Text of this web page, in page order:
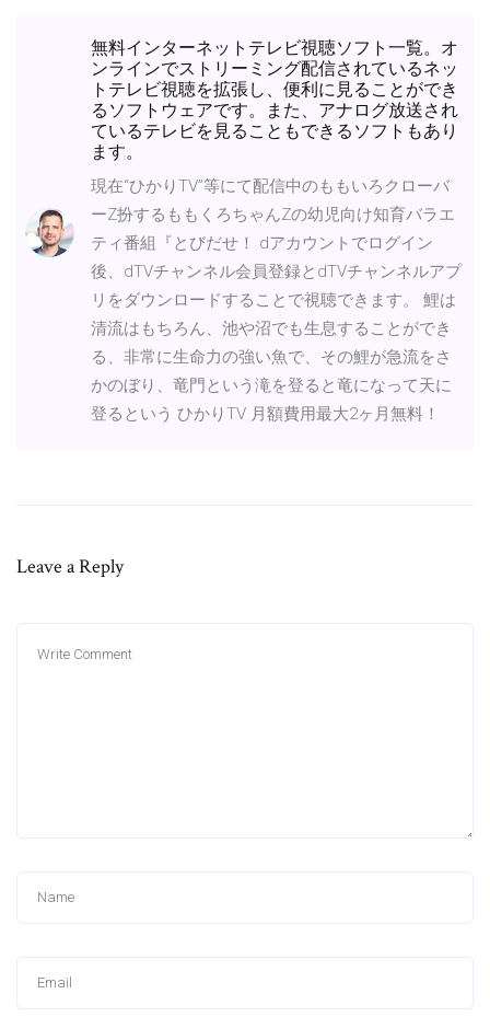
無料インターネットテレビ視聴ソフト一覧。オ
ンラインでストリーミング配信されているネッ
トテレビ視聴を拡張し、便利に見ることができ
るソフトウェアです。また、アナログ放送され
ているテレビを見ることもできるソフトもあり
ます。
現在“ひかりTV”等にて配信中のももいろクローバ
ーZ扮するももくろちゃんZの幼児向け知育バラエ
ティ番組『とびだせ！ dアカウントでログイン
後、dTVチャンネル会員登録とdTVチャンネルアプ
リをダウンロードすることで視聴できます。 鯉は
清流はもちろん、池や沼でも生息することができ
る、非常に生命力の強い魚で、その鯉が急流をさ
かのぼり、竜門という滝を登ると竜になって天に
登るという ひかりTV 月額費用最大2ヶ月無料！
Leave a Reply